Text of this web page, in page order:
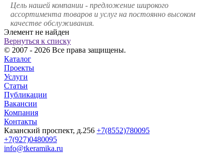
Цель нашей компании - предложение широкого
ассортимента товаров и услуг на постоянно высоком
качестве обслуживания.
Элемент не найден
Вернуться к списку
© 2007 - 2026 Все права защищены.
Каталог
Проекты
Услуги
Статьи
Публикации
Вакансии
Компания
Контакты
Казанский проспект, д.256 +7(8552)780095
+7(927)0480095
info@tkeramika.ru